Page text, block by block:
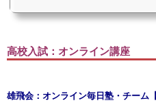
高校入試：オンライン講座
雄飛会：オンライン毎日塾・チーム